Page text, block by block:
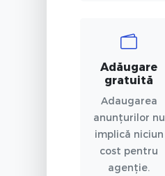
Adăugare
gratuită
Adaugarea
anunțurilor nu
implică niciun
cost pentru
agenție.